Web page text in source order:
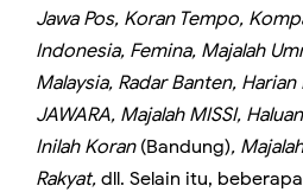
Jawa Pos, Koran Tempo,
Indonesia, Femina, Majalah
Malaysia, Radar Banten,
JAWARA, Majalah MISSI,
Inilah Koran (Bandung),
Rakyat, dll. Selain itu,